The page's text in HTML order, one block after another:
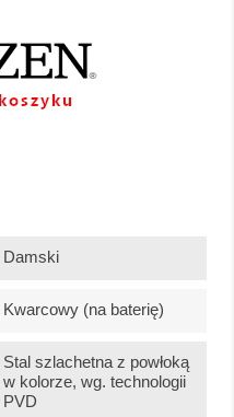
Damski
Kwarcowy (na baterię)
Stal szlachetna z powłoką
w kolorze, wg. technologii
PVD